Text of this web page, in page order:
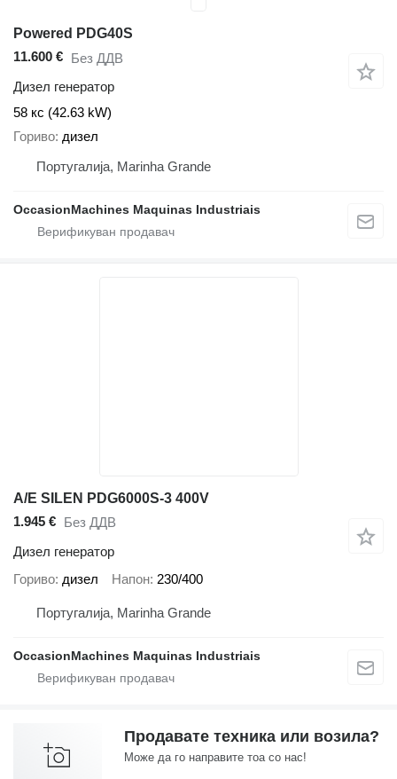
Powered PDG40S
11.600 € Без ДДВ
Дизел генератор
58 кс (42.63 kW)
Гориво дизел
Португалија, Marinha Grande
OccasionMachines Maquinas Industriais
A/E SILEN PDG6000S-3 400V
1.945 € Без ДДВ
Дизел генератор
Гориво дизел Напон 230/400
Португалија, Marinha Grande
OccasionMachines Maquinas Industriais
Продавате техника или возила?
Може да го направите тоа со нас!